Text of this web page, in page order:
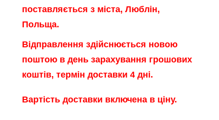
поставляється з міста, Люблін,
Польща.
Відправлення здійснюється новою
поштою в день зарахування грошових
коштів, термін доставки 4 дні.
Вартість доставки включена в ціну.